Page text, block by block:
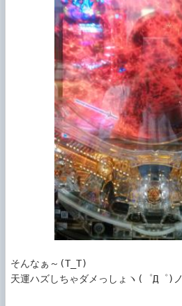
そんなぁ～(T_T)
天運ハズしちゃダメっしょヽ(゜Д゜)ノ